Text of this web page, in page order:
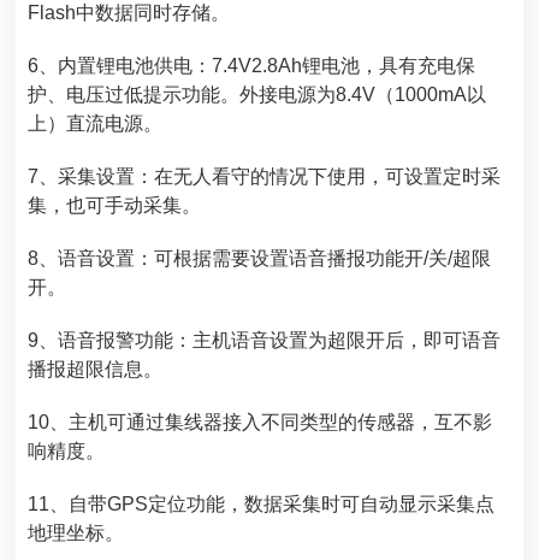
Flash中数据同时存储。
6、内置锂电池供电：7.4V2.8Ah锂电池，具有充电保
护、电压过低提示功能。外接电源为8.4V（1000mA以
上）直流电源。
7、采集设置：在无人看守的情况下使用，可设置定时采
集，也可手动采集。
8、语音设置：可根据需要设置语音播报功能开/关/超限
开。
9、语音报警功能：主机语音设置为超限开后，即可语音
播报超限信息。
10、主机可通过集线器接入不同类型的传感器，互不影
响精度。
11、自带GPS定位功能，数据采集时可自动显示采集点
地理坐标。